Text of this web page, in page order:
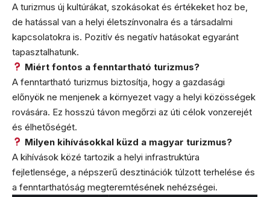
A turizmus új kultúrákat, szokásokat és értékeket hoz be,
de hatással van a helyi életszínvonalra és a társadalmi
kapcsolatokra is. Pozitív és negatív hatásokat egyaránt
tapasztalhatunk.
Miért fontos a fenntartható turizmus?
A fenntartható turizmus biztosítja, hogy a gazdasági
előnyök ne menjenek a környezet vagy a helyi közösségek
rovására. Ez hosszú távon megőrzi az úti célok vonzerejét
és élhetőségét.
Milyen kihívásokkal küzd a magyar turizmus?
A kihívások közé tartozik a helyi infrastruktúra
fejletlensége, a népszerű desztinációk túlzott terhelése és
a fenntarthatóság megteremtésének nehézségei.